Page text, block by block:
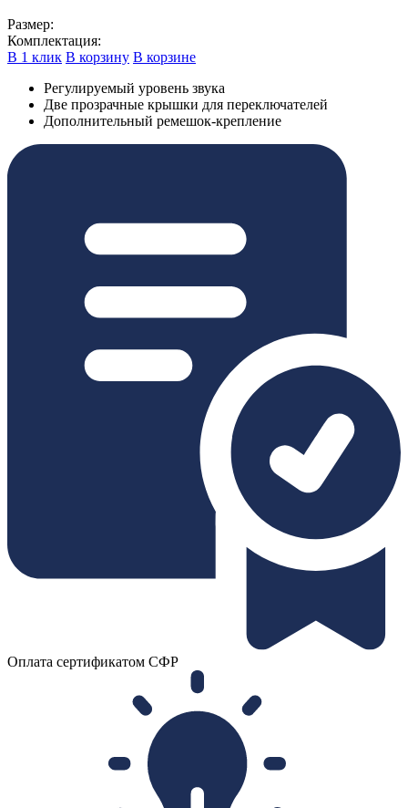
Размер:
Комплектация:
В 1 клик В корзину В корзине
Регулируемый уровень звука
Две прозрачные крышки для переключателей
Дополнительный ремешок-крепление
Оплата сертификатом СФР